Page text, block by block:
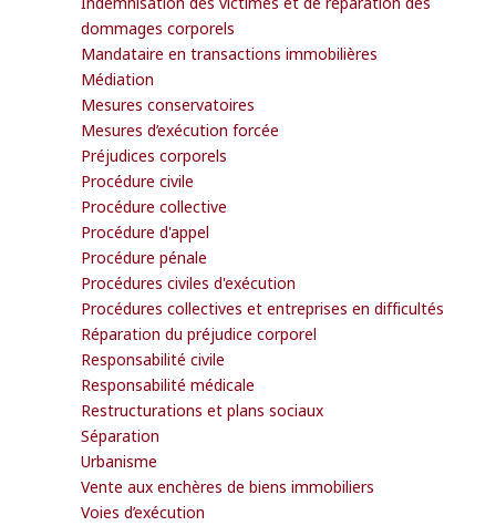
dommages corporels
Mandataire en transactions immobilières
Médiation
Mesures conservatoires
Mesures d’exécution forcée
Préjudices corporels
Procédure civile
Procédure collective
Procédure d'appel
Procédure pénale
Procédures civiles d'exécution
Procédures collectives et entreprises en difficultés
Réparation du préjudice corporel
Responsabilité civile
Responsabilité médicale
Restructurations et plans sociaux
Séparation
Urbanisme
Vente aux enchères de biens immobiliers
Voies d’exécution